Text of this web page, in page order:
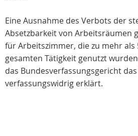
Eine Ausnahme des Verbots der
Absetzbarkeit von Arbeitsräumen
für Arbeitszimmer, die zu mehr als
gesamten Tätigkeit genutzt
das Bundesverfassungsgericht
verfassungswidrig erklärt.